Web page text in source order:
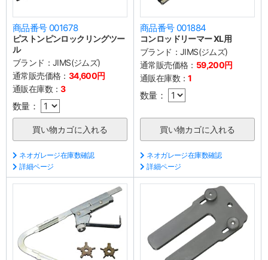
商品番号 001678
ピストンピンロックリングツー
ル
ブランド： JIMS(ジムズ)
通常販売価格： 34,600円
通販在庫数：3
数量：
ネオガレージ在庫数確認
詳細ページ
商品番号 001884
コンロッドリーマー XL用
ブランド： JIMS(ジムズ)
通常販売価格： 59,200円
通販在庫数：1
数量：
ネオガレージ在庫数確認
詳細ページ